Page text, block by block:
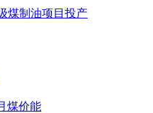
煤制油项目投产
煤价能